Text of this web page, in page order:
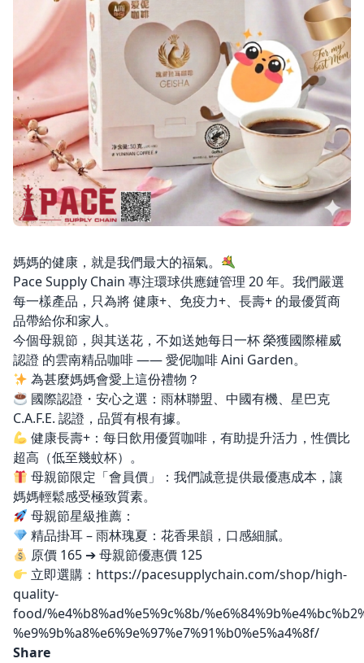
媽媽的健康，就是我們最大的福氣。
Pace Supply Chain 專注環球供應鏈管理 20 年。我們嚴選
每一樣產品，只為將 健康+、免疫力+、長壽+ 的最優質商
品帶給你和家人。
今個母親節，與其送花，不如送她每日一杯 榮獲國際權威
認證 的雲南精品咖啡 —— 愛伲咖啡 Aini Garden。
為甚麼媽媽會愛上這份禮物？
國際認證・安心之選：雨林聯盟、中國有機、星巴克
C.A.F.E. 認證，品質有根有據。
健康長壽+：每日飲用優質咖啡，有助提升活力，性價比
超高（低至幾蚊杯）。
母親節限定「會員價」：我們誠意提供最優惠成本，讓
媽媽輕鬆感受極致質素。
母親節星級推薦：
精品掛耳 – 雨林瑰夏：花香果韻，口感細膩。
原價 165 ➔ 母親節優惠價 125
立即選購： https://pacesupplychain.com/shop/high-
quality-
food/%e4%b8%ad%e5%9c%8b/
%e9%9b%a8%e6%9e%97%e7%91%b0%e5%a4%8f/
Share